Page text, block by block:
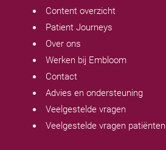
Content overzicht
Patient Journeys
Over ons
Werken bij Embloom
Contact
Advies en ondersteuning
Veelgestelde vragen
Veelgestelde vragen patiënten